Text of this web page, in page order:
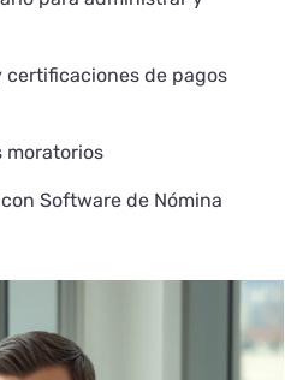
certificaciones de pagos
moratorios
Software de Nómina